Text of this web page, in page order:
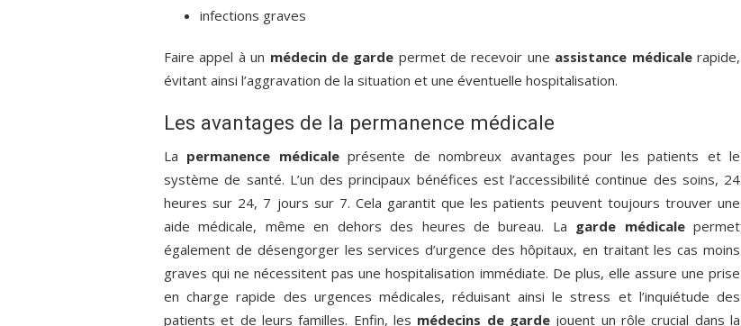
infections graves
Faire appel à un médecin de garde permet de recevoir une assistance médicalerapide,
évitant ainsi l’aggravation de la situation et une éventuelle hospitalisation.
Les avantages de la permanence médicale
La permanence médicaleprésente de nombreux avantages pour les patients et le
système de santé. L’un des principaux bénéfices est l’accessibilité continue des soins, 24
heures sur 24, 7 jours sur 7. Cela garantit que les patients peuvent toujours trouver une
aide médicale, même en dehors des heures de bureau. La garde médicalepermet
également de désengorger les services d’urgence des hôpitaux, en traitant les cas moins
graves qui ne nécessitent pas une hospitalisation immédiate. De plus, elle assure une prise
en charge rapide des urgences médicales, réduisant ainsi le stress et l’inquiétude des
patients et de leurs familles. Enfin, les médecins de garde jouent un rôle crucial dans la